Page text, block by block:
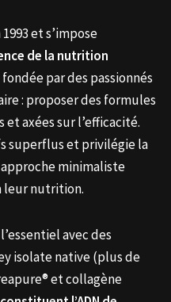
et s’impose
de la nutrition
par des passionnés
: proposer des formules
axées sur l’efficacité.
superflus et privilégie la
minimaliste
leur nutrition.
avec des
isolate native (plus de
et collagène